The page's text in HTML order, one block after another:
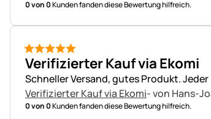
0 von 0Kunden fanden diese Bewertung hilfreich.
5 von 5
Verifizierter Kauf via Ekomi
Schneller Versand, gutes Produkt. Jeder
Verifizierter Kauf via Ekomi- von Hans-
0 von 0Kunden fanden diese Bewertung hilfreich.